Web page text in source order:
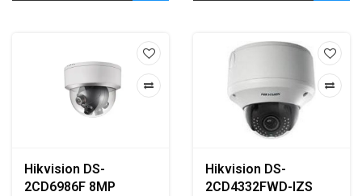
Hikvision DS-
2CD6986F 8MP
Hikvision DS-
2CD4332FWD-IZS